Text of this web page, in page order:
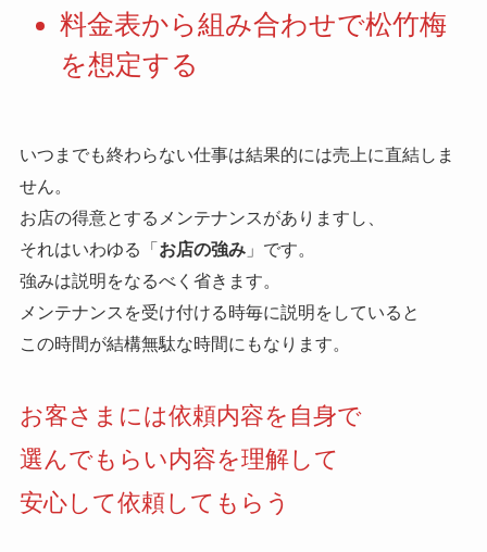
料金表から組み合わせで松竹梅
を想定する
いつまでも終わらない仕事は結果的には売上に直結しま
せん。
お店の得意とするメンテナンスがありますし、
それはいわゆる「お店の強み」です。
強みは説明をなるべく省きます。
メンテナンスを受け付ける時毎に説明をしていると
この時間が結構無駄な時間にもなります。
お客さまには依頼内容を自身で
選んでもらい内容を理解して
安心して依頼してもらう